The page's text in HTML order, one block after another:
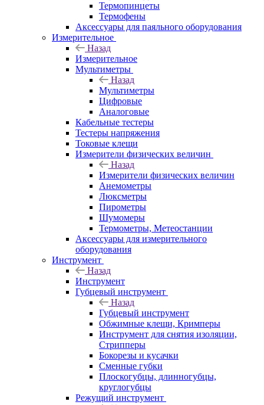
Термопинцеты
Термофены
Аксессуары для паяльного оборудования
Измерительное
Назад
Измерительное
Мультиметры
Назад
Мультиметры
Цифровые
Аналоговые
Кабельные тестеры
Тестеры напряжения
Токовые клещи
Измерители физических величин
Назад
Измерители физических величин
Анемометры
Люксметры
Пирометры
Шумомеры
Термометры, Метеостанции
Аксессуары для измерительного
оборудования
Инструмент
Назад
Инструмент
Губцевый инструмент
Назад
Губцевый инструмент
Обжимные клещи, Кримперы
Инструмент для снятия изоляции,
Стрипперы
Бокорезы и кусачки
Сменные губки
Плоскогубцы, длинногубцы,
круглогубцы
Режущий инструмент